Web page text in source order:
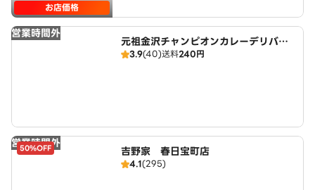
お店価格
営業時間外
元祖金沢チャンピオンカレーデリバリ
ー 福岡南店
3.9(40)送料240円
営業時間外
50%OFF 吉野家 春日宝町店
4.1(295)